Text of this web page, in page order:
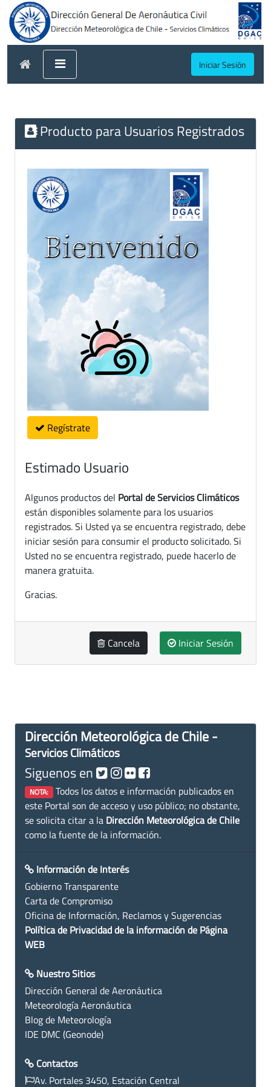
Iniciar Sesión
Producto para Usuarios Registrados
Regístrate
Estimado Usuario
Algunos productos del Portal de Servicios Climáticos
están disponibles solamente para los usuarios
registrados. Si Usted ya se encuentra registrado, debe
iniciar sesión para consumir el producto solicitado. Si
Usted no se encuentra registrado, puede hacerlo de
manera gratuita.
Gracias.
Cancela Iniciar Sesión
Dirección Meteorológica de Chile -
Servicios Climáticos
Siguenos en
NOTA: Todos los datos e información publicados en
este Portal son de acceso y uso público; no obstante,
se solicita citar a la Dirección Meteorológica de Chile
como la fuente de la información.
Información de Interés
Gobierno Transparente
Carta de Compromiso
Oficina de Información, Reclamos y Sugerencias
Política de Privacidad de la información de Página
WEB
Nuestro Sitios
Dirección General de Aeronáutica
Meteorología Aeronáutica
Blog de Meteorología
IDE DMC (Geonode)
Contactos
Av. Portales 3450, Estación Central